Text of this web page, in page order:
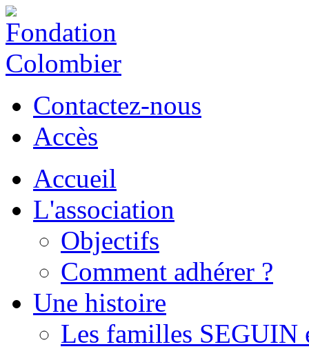
Contactez-nous
Accès
Accueil
L'association
Objectifs
Comment adhérer ?
Une histoire
Les familles